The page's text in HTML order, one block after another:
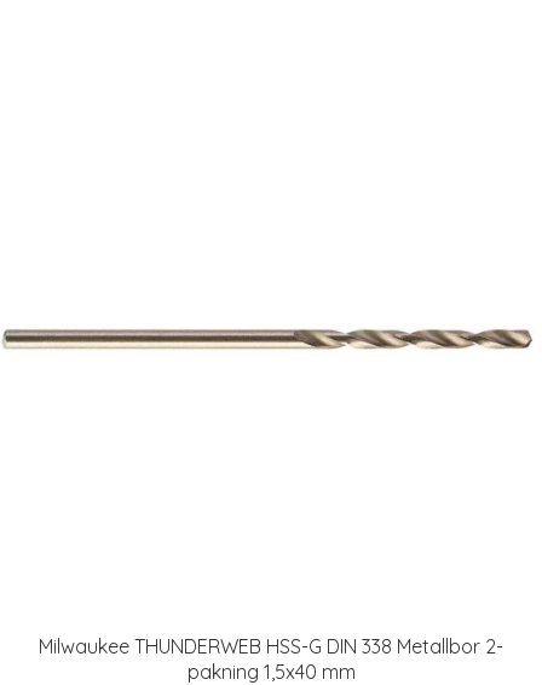
Milwaukee THUNDERWEB HSS-G DIN 338 Metallbor 2-
pakning 1,5x40 mm